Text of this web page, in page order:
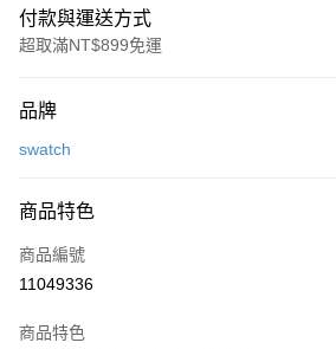
付款與運送方式
超取滿NT$899免運
信用卡一次付款
Apple Pay
街口支付
Google Pay
品牌
swatch
商品特色
商品編號
11049336
商品特色